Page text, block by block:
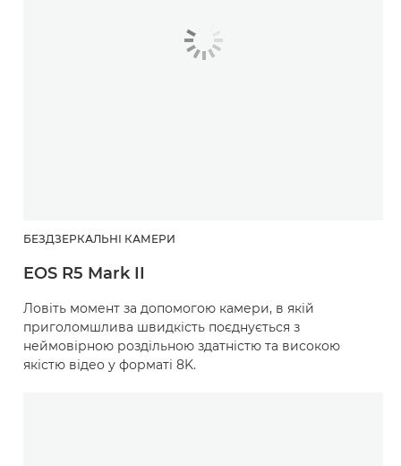
БЕЗДЗЕРКАЛЬНІ КАМЕРИ
EOS R5 Mark II
Ловіть момент за допомогою камери, в якій
приголомшлива швидкість поєднується з
неймовірною роздільною здатністю та високою
якістю відео у форматі 8K.